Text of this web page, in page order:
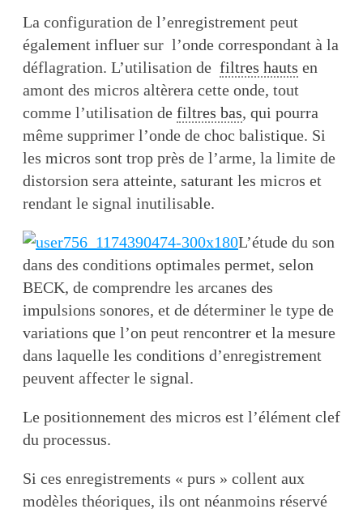
La configuration de l’enregistrement peut
également influer sur l’onde correspondant à la
déflagration. L’utilisation de filtres hauts en
amont des micros altèrera cette onde, tout
comme l’utilisation de filtres bas, qui pourra
même supprimer l’onde de choc balistique. Si
les micros sont trop près de l’arme, la limite de
distorsion sera atteinte, saturant les micros et
rendant le signal inutilisable.
L’étude du son
dans des conditions optimales permet, selon
BECK, de comprendre les arcanes des
impulsions sonores, et de déterminer le type de
variations que l’on peut rencontrer et la mesure
dans laquelle les conditions d’enregistrement
peuvent affecter le signal.
Le positionnement des micros est l’élément clef
du processus.
Si ces enregistrements « purs » collent aux
modèles théoriques, ils ont néanmoins réservé